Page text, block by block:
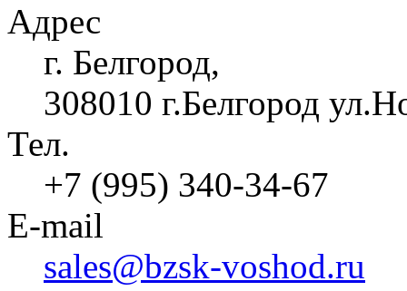
Адрес
г. Белгород,
308010 г.Белгород
Тел.
+7 (995) 340-34-67
E-mail
sales@bzsk-voshod.ru